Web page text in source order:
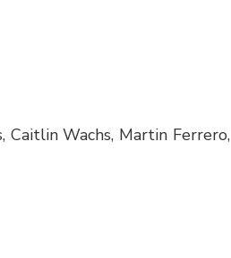
Caitlin Wachs, Martin Ferrero,